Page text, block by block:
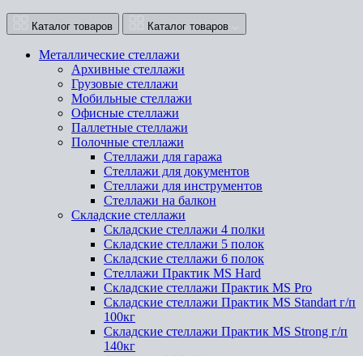
Каталог товаров Каталог товаров
Металлические стеллажи
Архивные стеллажи
Грузовые стеллажи
Мобильные стеллажи
Офисные стеллажи
Паллетные стеллажи
Полочные стеллажи
Стеллажи для гаража
Стеллажи для документов
Стеллажи для инструментов
Стеллажи на балкон
Складские стеллажи
Складские стеллажи 4 полки
Складские стеллажи 5 полок
Складские стеллажи 6 полок
Стеллажи Практик MS Hard
Складские стеллажи Практик MS Pro
Складские стеллажи Практик MS Standart г/п
100кг
Складские стеллажи Практик MS Strong г/п
140кг